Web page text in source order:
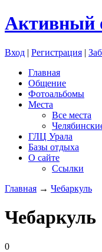
Активный
Вход | Регистрация |
Главная
Общение
Фотоальбомы
Места
Все места
ГЛЦ Урала
Базы отдыха
О сайте
Ссылки
Главная → Чебаркуль
Чебаркуль
0